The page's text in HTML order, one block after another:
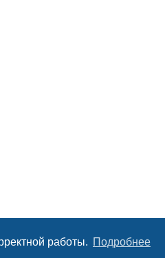
работы. Подробнее